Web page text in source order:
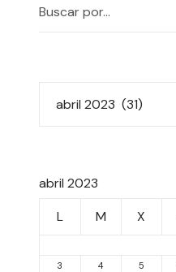
abril 2023
L
M X
3
4 5